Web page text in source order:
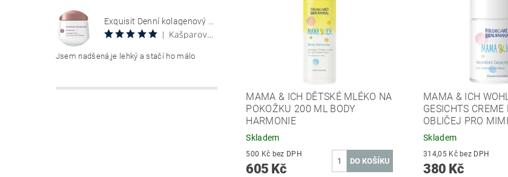
Exquisit Denní kolagenový krém 50 ml Collagen Creme Tag
|
Kašparová Vendula
Jsem nadšená,je lehký a stačí ho málo
MAMA & ICH DĚTSKÉ MLÉKO NA
POKOŽKU 200 ML BODY
HARMONIE
Skladem
500 Kč bez DPH
605 Kč
MAMA & ICH
GESICHTS
OBLIČEJ PRO
Skladem
314,05 Kč bez DPH
380 Kč